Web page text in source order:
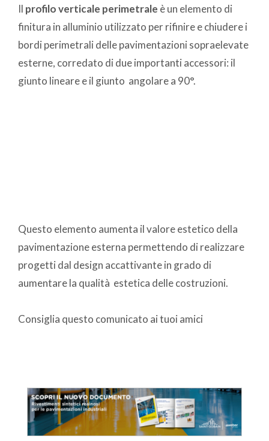
Il profilo verticale perimetrale è un elemento di
finitura in alluminio utilizzato per rifinire e chiudere i
bordi perimetrali delle pavimentazioni sopraelevate
esterne, corredato di due importanti accessori: il
giunto lineare e il giunto angolare a 90°.
Questo elemento aumenta il valore estetico della
pavimentazione esterna permettendo di realizzare
progetti dal design accattivante in grado di
aumentare la qualità estetica delle costruzioni.
Consiglia questo comunicato ai tuoi amici